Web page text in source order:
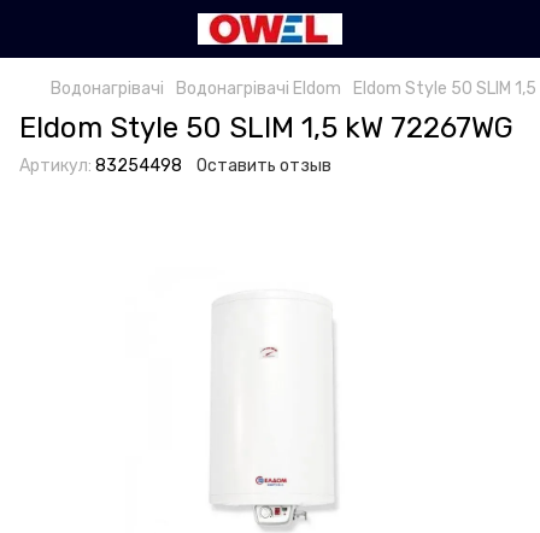
Водонагрівачі Водонагрівачі Eldom Eldom Style 50 SLIM
Eldom Style 50 SLIM 1,5 kW 72267WG
Артикул: 83254498 Оставить отзыв